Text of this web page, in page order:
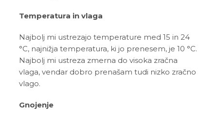
Temperatura in vlaga
Najbolj mi ustrezajo temperature med 15 in 24
°C, najnižja temperatura, ki jo prenesem, je 10 °C.
Najbolj mi ustreza zmerna do visoka zračna
vlaga, vendar dobro prenašam tudi nizko zračno
vlago.
Gnojenje